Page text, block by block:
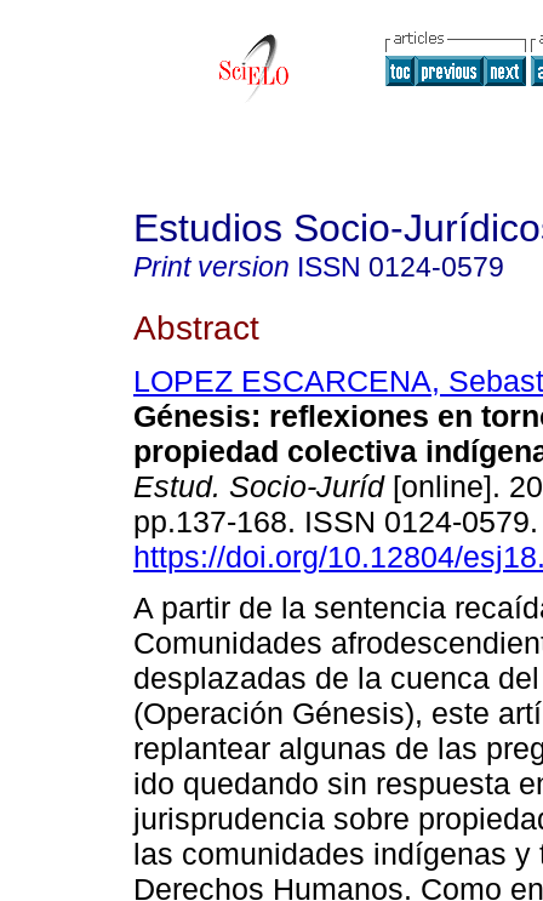
Estudios Socio-
Print version ISSN 0124-0579
Abstract
LOPEZ ESCARCENA,
Génesis: reflexiones en
propiedad colectiva
Estud. Socio-Juríd[online].
pp.137-168. ISSN 0124-
https://doi.org/10.12804/
A partir de la sentencia
Comunidades
desplazadas de la cuenca
(Operación Génesis), este
replantear algunas de las
ido quedando sin respuesta
jurisprudencia sobre
las comunidades indígenas
Derechos Humanos. Como